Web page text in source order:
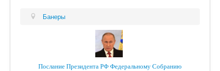
Банеры
Послание Президента РФ Федеральному Собранию